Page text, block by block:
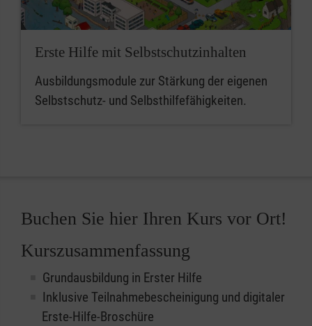
Erste Hilfe mit Selbstschutzinhalten
Ausbildungsmodule zur Stärkung der eigenen
Selbstschutz- und Selbsthilfefähigkeiten.
Buchen Sie hier Ihren Kurs vor Ort!
Kurszusammenfassung
Grundausbildung in Erster Hilfe
Inklusive Teilnahmebescheinigung und digitaler
Erste-Hilfe-Broschüre